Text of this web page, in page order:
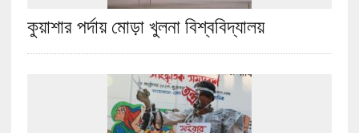
কুয়াশার পর্দায় মোড়া খুলনা বিশ্ববিদ্যালয়